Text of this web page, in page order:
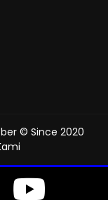
© Since 2020